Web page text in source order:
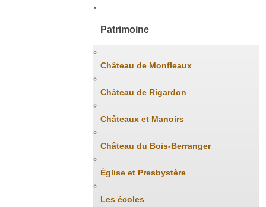
Patrimoine
Château de Monfleaux
Château de Rigardon
Châteaux et Manoirs
Château du Bois-Berranger
Église et Presbystère
Les écoles